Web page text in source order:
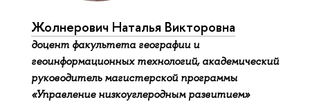
Жолнерович Наталья Викторовна
доцент факультета географии и
геоинформационных технологий, академический
руководитель магистерской программы
«Управление низкоуглеродным развитием»